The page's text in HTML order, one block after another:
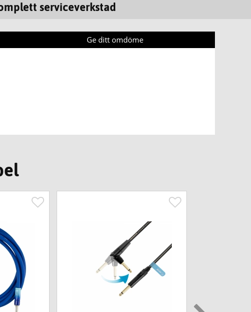
serviceverkstad
Ge ditt omdöme